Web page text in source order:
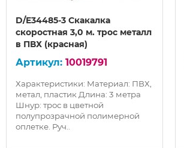
D/E34485-3 Скакалка
скоростная 3,0 м. трос металл
в ПВХ (красная)
10019791
Характеристики: Материал: ПВХ,
метал, пластик Длина: 3 метра
Шнур: трос в цветной
полупрозрачной полимерной
оплетке. Руч..